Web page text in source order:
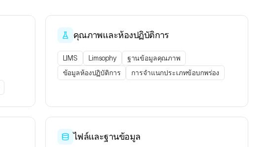
คุณภาพและห้องปฏิบัติการ
LIMS Limsophy
ฐานข้อมูลคุณภาพ
ข้อมูลห้องปฏิบัติการ
การจำแนกประเภทข้อบกพร่อง
ไฟล์และฐานข้อมูล